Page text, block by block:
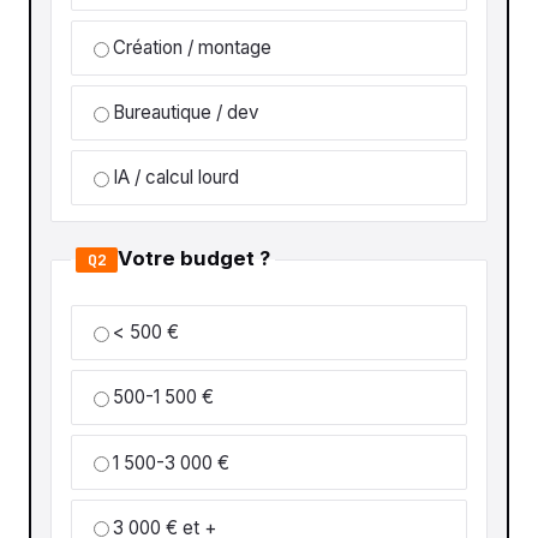
Création / montage
Bureautique / dev
IA / calcul lourd
Q2 Votre budget ?
< 500 €
500-1 500 €
1 500-3 000 €
3 000 € et +